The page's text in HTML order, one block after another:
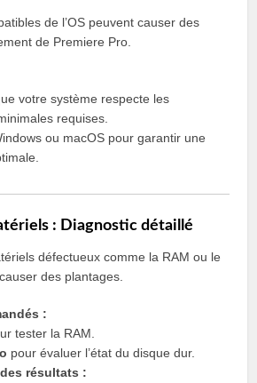
de l’OS peuvent causer des
de Premiere Pro.
votre système respecte les
requises.
ou macOS pour garantir une
: Diagnostic détaillé
défectueux comme la RAM ou le
des plantages.
:
tester la RAM.
pour évaluer l’état du disque dur.
résultats :